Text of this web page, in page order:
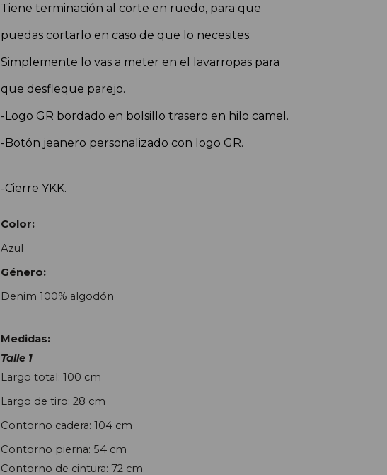
Tiene terminación al corte en ruedo, para que
puedas cortarlo en caso de que lo necesites.
Simplemente lo vas a meter en el lavarropas para
que desfleque parejo.
-Logo GR bordado en bolsillo trasero en hilo camel.
-Botón jeanero personalizado con logo GR.
-Cierre YKK.
Color:
Azul
Género:
Denim 100% algodón
Medidas:
Talle 1
Largo total: 100 cm
Largo de tiro: 28 cm
Contorno cadera: 104 cm
Contorno pierna: 54 cm
Contorno de cintura: 72 cm